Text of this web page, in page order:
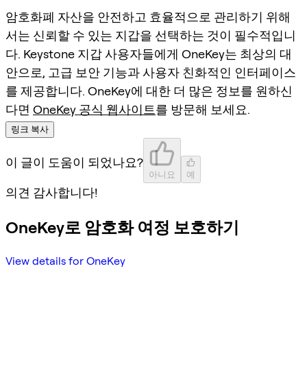
암호화폐 자산을 안전하고 효율적으로 관리하기 위해
서는 신뢰할 수 있는 지갑을 선택하는 것이 필수적입니
다. Keystone 지갑 사용자들에게 OneKey는 최상의 대
안으로, 고급 보안 기능과 사용자 친화적인 인터페이스
를 제공합니다. OneKey에 대한 더 많은 정보를 원하신
다면 OneKey 공식 웹사이트를 방문해 보세요.
링크 복사
이 글이 도움이 되었나요?
아니요 예
의견 감사합니다!
OneKey로 암호화 여정 보호하기
View details for OneKey